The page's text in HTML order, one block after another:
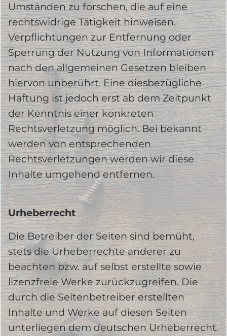
Umständen zu forschen, die auf eine
rechtswidrige Tätigkeit hinweisen.
Verpflichtungen zur Entfernung oder
Sperrung der Nutzung von Informationen
nach den allgemeinen Gesetzen bleiben
hiervon unberührt. Eine diesbezügliche
Haftung ist jedoch erst ab dem Zeitpunkt
der Kenntnis einer konkreten
Rechtsverletzung möglich. Bei bekannt
werden von entsprechenden
Rechtsverletzungen werden wir diese
Inhalte umgehend entfernen.
Urheberrecht
Die Betreiber der Seiten sind bemüht,
stets die Urheberrechte anderer zu
beachten bzw. auf selbst erstellte sowie
lizenzfreie Werke zurückzugreifen. Die
durch die Seitenbetreiber erstellten
Inhalte und Werke auf diesen Seiten
unterliegen dem deutschen Urheberrecht.